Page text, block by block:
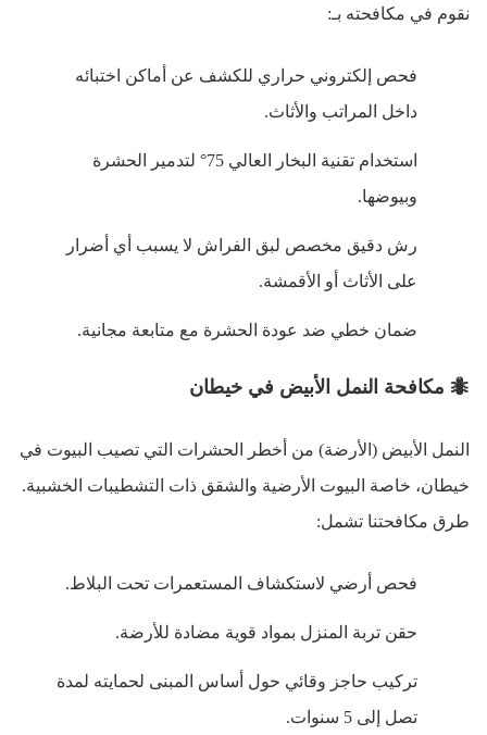
نقوم في مكافحته بـ:
فحص إلكتروني حراري للكشف عن أماكن اختبائه
داخل المراتب والأثاث.
استخدام تقنية البخار العالي 75° لتدمير الحشرة
وبيوضها.
رش دقيق مخصص لبق الفراش لا يسبب أي أضرار
على الأثاث أو الأقمشة.
ضمان خطي ضد عودة الحشرة مع متابعة مجانية.
🐜 مكافحة النمل الأبيض في خيطان
النمل الأبيض (الأرضة) من أخطر الحشرات التي تصيب البيوت في
خيطان، خاصة البيوت الأرضية والشقق ذات التشطيبات الخشبية.
طرق مكافحتنا تشمل:
فحص أرضي لاستكشاف المستعمرات تحت البلاط.
حقن تربة المنزل بمواد قوية مضادة للأرضة.
تركيب حاجز وقائي حول أساس المبنى لحمايته لمدة
تصل إلى 5 سنوات
.